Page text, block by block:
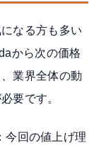
なる方も多い
から次の価格
業界全体の動
要です。
：今回の値上げ理